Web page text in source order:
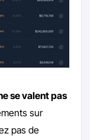
se valent pas
sur
pas de